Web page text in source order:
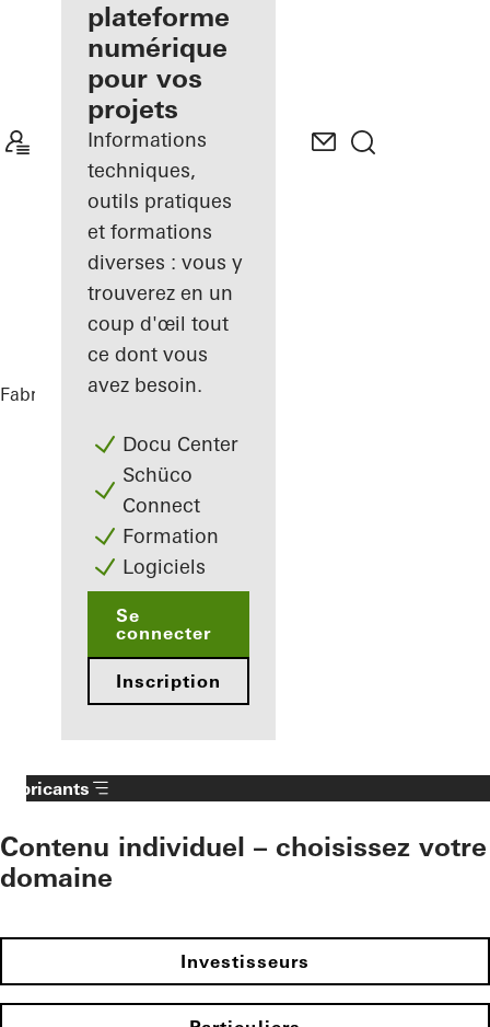
de façades
inscrit
Découvrez
Mon
Espace de
travail
plateforme
numérique
pour vos
projets
Informations
techniques,
outils pratiques
et formations
diverses : vous y
trouverez en un
coup d'œil tout
ce dont vous
avez besoin.
Docu Center
Schüco
Connect
Formation
Logiciels
Se
connecter
Inscription
Fabricants RéférencesNurol Life
Fabricants
Contenu individuel – choisissez votre
domaine
Investisseurs